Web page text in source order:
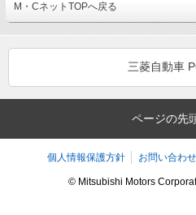
M・CネットTOPへ戻る
三菱自動車
ページの先
個人情報保護方針 お問い合わせ
© Mitsubishi Motors